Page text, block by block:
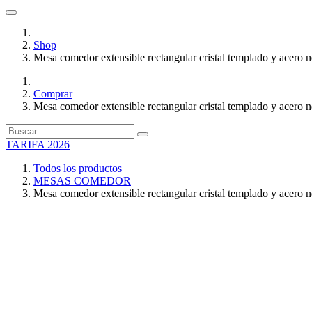
Shop
Mesa comedor extensible rectangular cristal templado y acero
Comprar
Mesa comedor extensible rectangular cristal templado y acero
TARIFA 2026
Todos los productos
MESAS COMEDOR
Mesa comedor extensible rectangular cristal templado y acero